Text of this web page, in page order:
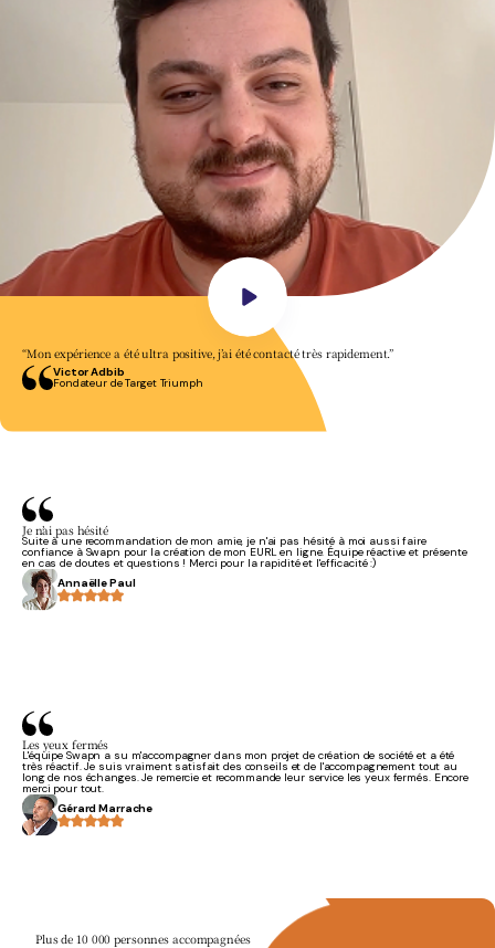
“Mon expérience a été ultra positive, j’ai été contacté très rapidement.”
Victor Adbib
Fondateur de Target Triumph
Je n’ai pas hésité
Suite à une recommandation de mon amie, je n'ai pas hésité à moi aussi faire
confiance à Swapn pour la création de mon EURL en ligne. Équipe réactive et présente
en cas de doutes et questions ! Merci pour la rapidité et l'efficacité :)
Annaëlle Paul
Les yeux fermés
L'équipe Swapn a su m'accompagner dans mon projet de création de société et a été
très réactif. Je suis vraiment satisfait des conseils et de l'accompagnement tout au
long de nos échanges. Je remercie et recommande leur service les yeux fermés. Encore
merci pour tout.
Gérard Marrache
Plus de 10 000 personnes accompagnées